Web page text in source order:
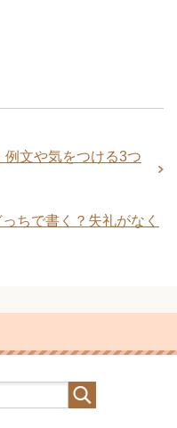
文や気をつける3つ
ちで書く？失礼がなく